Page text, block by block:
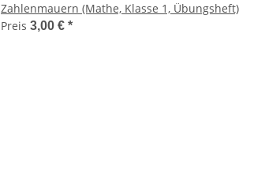
Zahlenmauern (Mathe, Klasse 1, Übungsheft)
Preis 3,00 € *